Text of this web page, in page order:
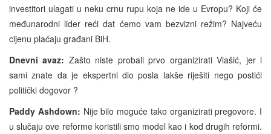
investitori ulagati u neku crnu rupu koja ne ide u Evropu? Koji će
međunarodni lider reći dat ćemo vam bezvizni režim? Najveću
cijenu plaćaju građani BiH.
Dnevni avaz: Zašto niste probali prvo organizirati Vlašić, jer i
sami znate da je ekspertni dio posla lakše riješiti nego postići
politički dogovor ?
Paddy Ashdown: Nije bilo moguće tako organizirati pregovore. I
u slučaju ove reforme koristili smo model kao i kod drugih reformi.